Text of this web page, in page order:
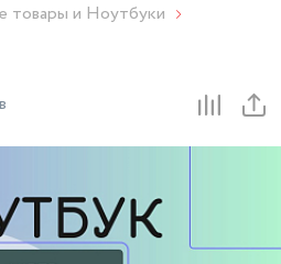
товары и Ноутбуки